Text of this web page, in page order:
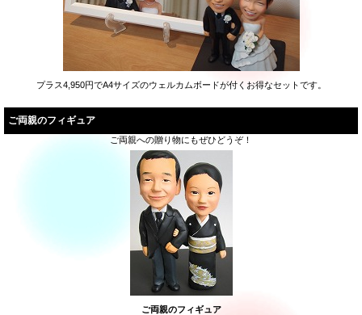
プラス4,950円でA4サイズのウェルカムボードが付くお得なセットです。
ご両親のフィギュア
ご両親への贈り物にもぜひどうぞ！
ご両親のフィギュア